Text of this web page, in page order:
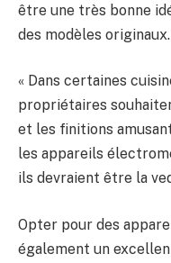
être une très bonne
des modèles originaux.
« Dans certaines
propriétaires
et les finitions
les appareils
ils devraient être la
Opter pour des
également un